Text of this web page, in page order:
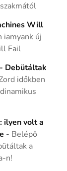
Will
iamyank új
Fail
Debütáltak
időkben
ilyen volt a
- Belépő
a
n!